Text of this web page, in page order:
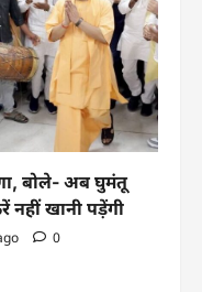
बोले- अब घुमंतू
नहीं खानी पड़ेंगी
0